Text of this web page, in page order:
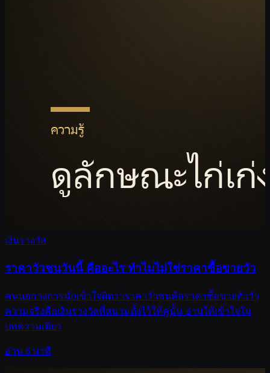
เงินรางวัล
ราคาวัวชนวันนี้ คืออะไร ทำไมไม่ใช่ราคาซื้อขายวัว
คนนอกวงการมักเข้าใจผิดว่าราคาวัวชนคือราคาซื้อขายตัววัว
ความจริงคือเงินรางวัลที่สนามตั้งไว้ให้คู่นั้น อ่านให้เข้าใจใน
บทความเดียว
อ่าน 6 นาที